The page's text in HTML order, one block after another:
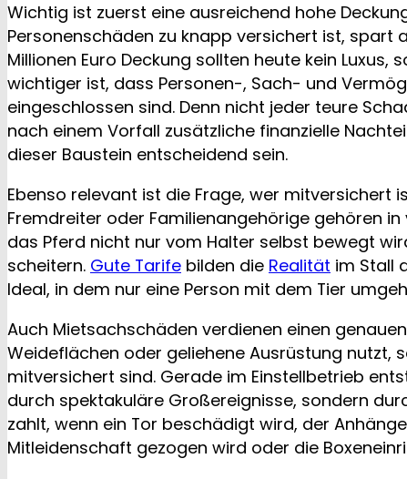
Wichtig ist zuerst eine ausreichend hohe
Personenschäden zu knapp versichert ist, spart
Millionen Euro Deckung sollten heute kein Luxus,
wichtiger ist, dass Personen-, Sach- und
eingeschlossen sind. Denn nicht jeder teure
nach einem Vorfall zusätzliche finanzielle
dieser Baustein entscheidend sein.
Ebenso relevant ist die Frage, wer mitversichert
Fremdreiter oder Familienangehörige gehören in
das Pferd nicht nur vom Halter selbst bewegt
scheitern. Gute Tarife bilden die Realität im Stall
Ideal, in dem nur eine Person mit dem Tier
Auch Mietsachschäden verdienen einen genauen
Weideflächen oder geliehene Ausrüstung nutzt,
mitversichert sind. Gerade im Einstellbetrieb
durch spektakuläre Großereignisse, sondern
zahlt, wenn ein Tor beschädigt wird, der
Mitleidenschaft gezogen wird oder die